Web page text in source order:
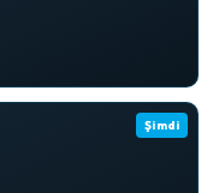
Şimdi